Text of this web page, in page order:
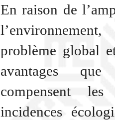
En raison de
problème global
avantages
compensent
incidences